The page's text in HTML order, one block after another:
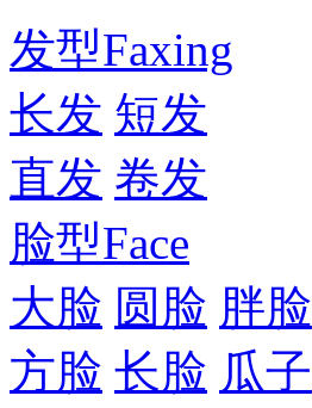
发型Faxing
长发 短发
直发 卷发
脸型Face
大脸 圆脸 胖脸
方脸 长脸 瓜子